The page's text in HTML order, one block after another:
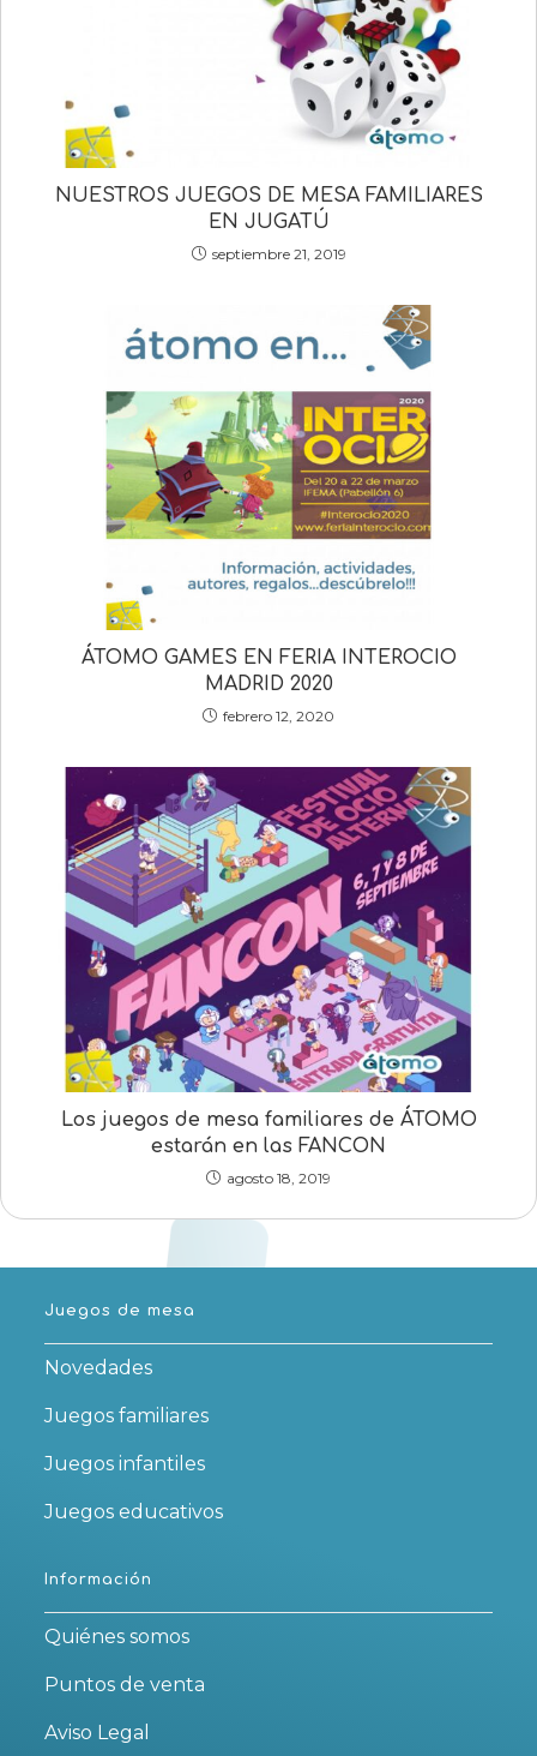
NUESTROS JUEGOS DE MESA FAMILIARES
EN JUGATÚ
septiembre 21, 2019
ÁTOMO GAMES EN FERIA INTEROCIO
MADRID 2020
febrero 12, 2020
Los juegos de mesa familiares de ÁTOMO
estarán en las FANCON
agosto 18, 2019
Juegos de mesa
Novedades
Juegos familiares
Juegos infantiles
Juegos educativos
Información
Quiénes somos
Puntos de venta
Aviso Legal